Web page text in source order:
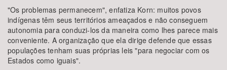
"Os problemas permanecem", enfatiza Korn: muitos povos
indígenas têm seus territórios ameaçados e não conseguem
autonomia para conduzi-los da maneira como lhes parece mais
conveniente. A organização que ela dirige defende que essas
populações tenham suas próprias leis "para negociar com os
Estados como iguais".